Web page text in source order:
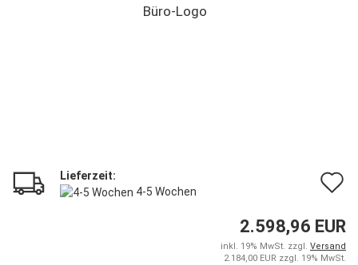
Lieferzeit:
4-5 Wochen
2.598,96 EUR
inkl. 19% MwSt. zzgl. Versand
2.184,00 EUR zzgl. 19% MwSt.